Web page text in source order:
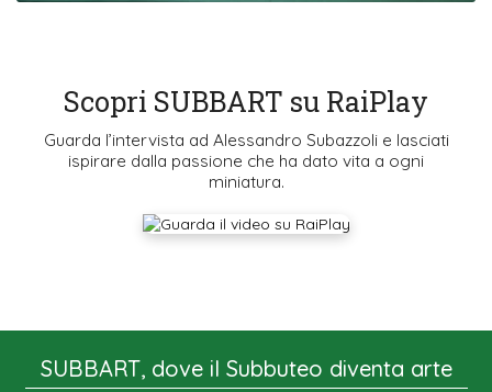
Scopri SUBBART su RaiPlay
Guarda l’intervista ad Alessandro Subazzoli e lasciati
ispirare dalla passione che ha dato vita a ogni
miniatura.
SUBBART, dove il Subbuteo diventa arte